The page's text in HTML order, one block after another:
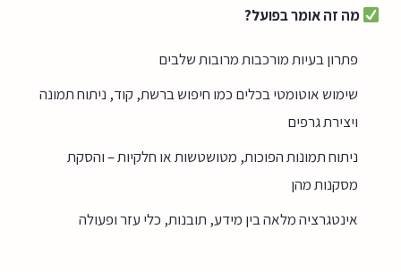
מה זה אומר בפועל?
פתרון בעיות מורכבות מרובות שלבים
שימוש אוטומטי בכלים כמו חיפוש ברשת, קוד, ניתוח תמונה
ויצירת גרפים
ניתוח תמונות הפוכות, מטושטשות או חלקיות – והסקת
מסקנות מהן
אינטגרציה מלאה בין מידע, תובנות, כלי עזר ופעולה